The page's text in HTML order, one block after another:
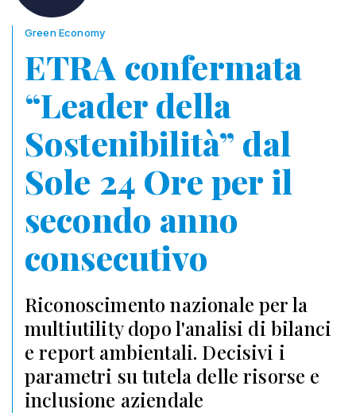
Green Economy
ETRA confermata
“Leader della
Sostenibilità” dal
Sole 24 Ore per il
secondo anno
consecutivo
Riconoscimento nazionale per la
multiutility dopo l'analisi di bilanci
e report ambientali. Decisivi i
parametri su tutela delle risorse e
inclusione aziendale